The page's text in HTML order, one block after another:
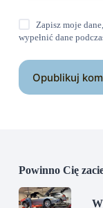
Zapisz moje
wypełnić dane
Opublikuj
Powinno Cię